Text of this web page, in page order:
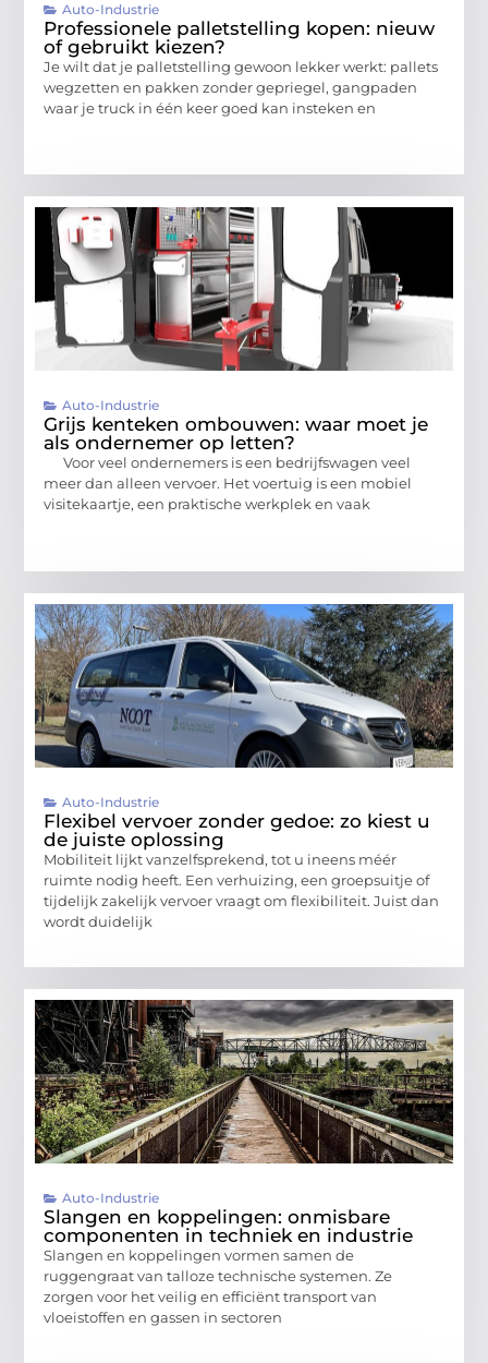
Auto-Industrie
Professionele palletstelling kopen: nieuw
of gebruikt kiezen?
Je wilt dat je palletstelling gewoon lekker werkt: pallets
wegzetten en pakken zonder gepriegel, gangpaden
waar je truck in één keer goed kan insteken en
Auto-Industrie
Grijs kenteken ombouwen: waar moet je
als ondernemer op letten?
Voor veel ondernemers is een bedrijfswagen veel
meer dan alleen vervoer. Het voertuig is een mobiel
visitekaartje, een praktische werkplek en vaak
Auto-Industrie
Flexibel vervoer zonder gedoe: zo kiest u
de juiste oplossing
Mobiliteit lijkt vanzelfsprekend, tot u ineens méér
ruimte nodig heeft. Een verhuizing, een groepsuitje of
tijdelijk zakelijk vervoer vraagt om flexibiliteit. Juist dan
wordt duidelijk
Auto-Industrie
Slangen en koppelingen: onmisbare
componenten in techniek en industrie
Slangen en koppelingen vormen samen de
ruggengraat van talloze technische systemen. Ze
zorgen voor het veilig en efficiënt transport van
vloeistoffen en gassen in sectoren